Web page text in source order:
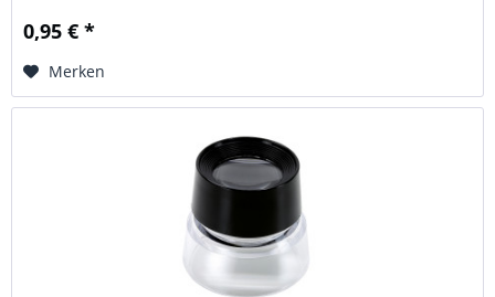
0,95 € *
Merken